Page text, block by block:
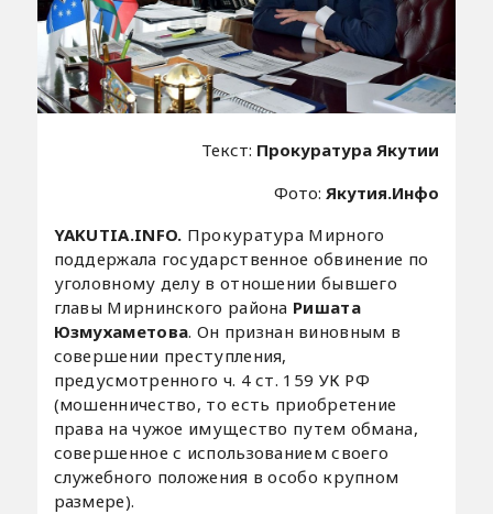
Текст: Прокуратура Якутии
Фото:Якутия.Инфо
YAKUTIA.INFO. Прокуратура Мирного
поддержала государственное обвинение по
уголовному делу в отношении бывшего
главы Мирнинского района Ришата
Юзмухаметова. Он признан виновным в
совершении преступления,
предусмотренного ч. 4 ст. 159 УК РФ
(мошенничество, то есть приобретение
права на чужое имущество путем обмана,
совершенное с использованием своего
служебного положения в особо крупном
размере).